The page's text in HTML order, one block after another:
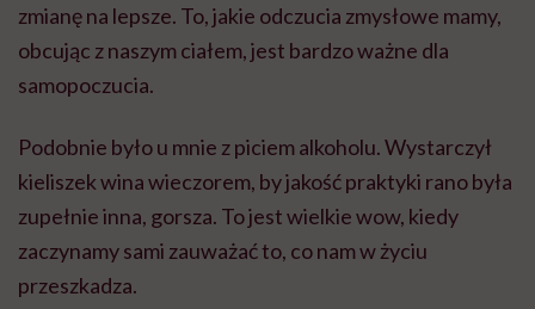
zmianę na lepsze. To, jakie odczucia zmysłowe mamy,
obcując z naszym ciałem, jest bardzo ważne dla
samopoczucia.
Podobnie było u mnie z piciem alkoholu. Wystarczył
kieliszek wina wieczorem, by jakość praktyki rano była
zupełnie inna, gorsza. To jest wielkie wow, kiedy
zaczynamy sami zauważać to, co nam w życiu
przeszkadza.